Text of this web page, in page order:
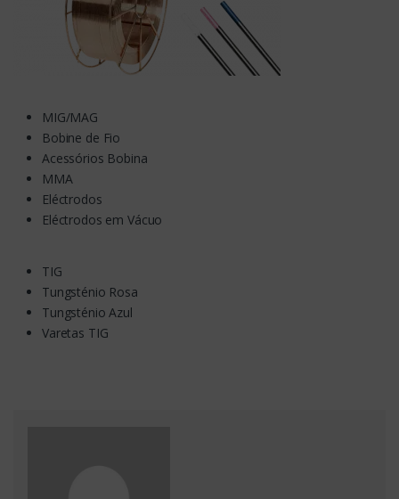
MIG/MAG
Bobine de Fio
Acessórios Bobina
MMA
Eléctrodos
Eléctrodos em Vácuo
TIG
Tungsténio Rosa
Tungsténio Azul
Varetas TIG